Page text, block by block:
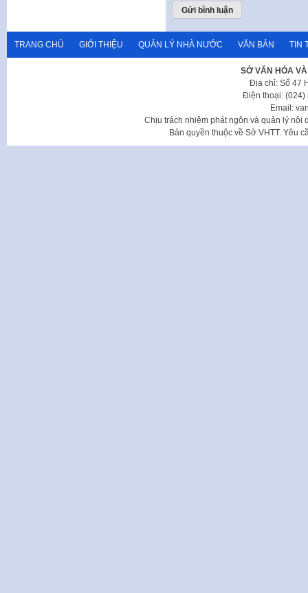
TRANG CHỦ GIỚI THIỆU QUẢN LÝ NHÀ NƯỚC VĂN BẢN TIN
SỞ VĂN HÓA
Địa chỉ: Số 47
Điện thoại: (024)
Email:
Chịu trách nhiệm phát ngôn và quản lý nội
Bản quyền thuộc về Sở VHTT. Yêu